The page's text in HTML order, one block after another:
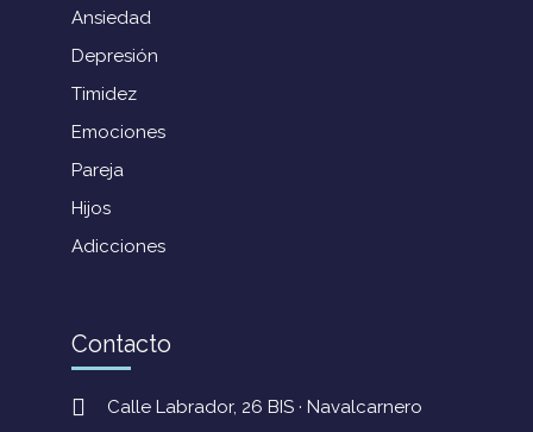
Ansiedad
Depresión
Timidez
Emociones
Pareja
Hijos
Adicciones
Contacto
Calle Labrador, 26 BIS · Navalcarnero